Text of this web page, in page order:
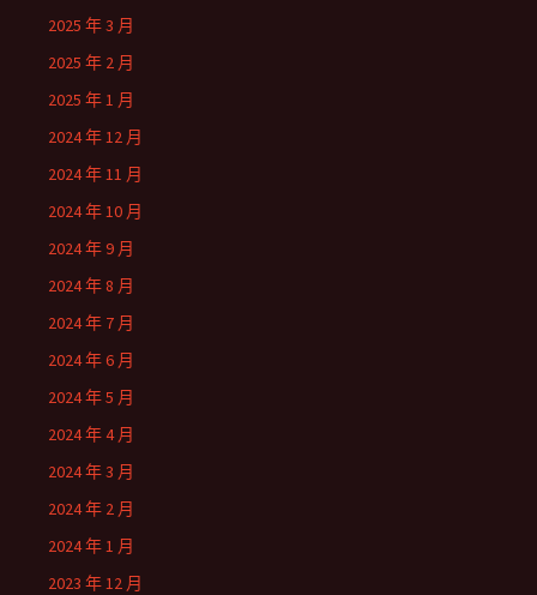
2025 年 3 月
2025 年 2 月
2025 年 1 月
2024 年 12 月
2024 年 11 月
2024 年 10 月
2024 年 9 月
2024 年 8 月
2024 年 7 月
2024 年 6 月
2024 年 5 月
2024 年 4 月
2024 年 3 月
2024 年 2 月
2024 年 1 月
2023 年 12 月